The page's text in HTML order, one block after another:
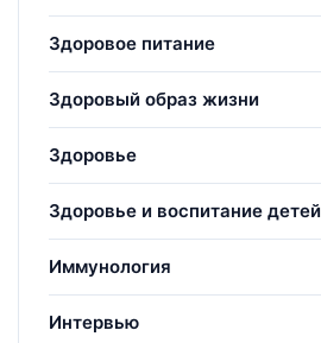
Здоровое питание
Здоровый образ жизни
Здоровье
Здоровье и воспитание детей
Иммунология
Интервью